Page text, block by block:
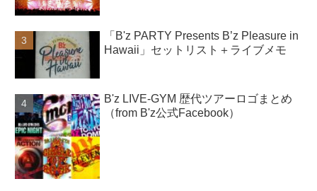
「B'z PARTY Presents B’z Pleasure in
Hawaii」セットリスト＋ライブメモ
B'z LIVE-GYM 歴代ツアーロゴまとめ
（from B'z公式Facebook）